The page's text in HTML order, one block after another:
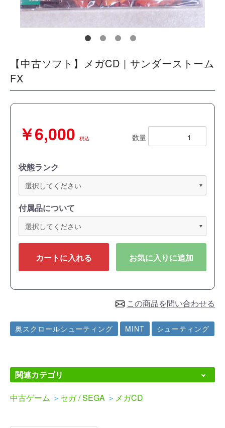
【中古ソフト】メガCD | サンダーストーム
FX
￥6,000 税込
状態ランク
付属品について
数量
カートに入れる お気に入りに追加
この商品を問い合わせる
奥スクロールシューティング MINT シューティング
関連カテゴリ
中古ゲーム ＞ セガ / SEGA ＞ メガCD